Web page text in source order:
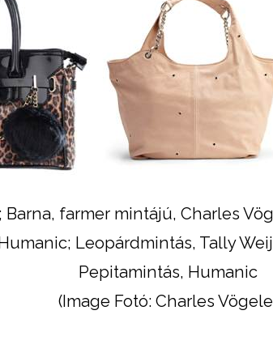
Barna, farmer mintájú, Charles
Leopárdmintás, Tally
Pepitamintás, Humanic
(Image Fotó: Charles